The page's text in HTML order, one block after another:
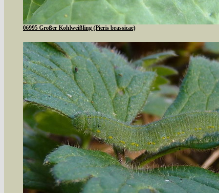
06995 Großer Kohlweißling (Pieris brassicae)